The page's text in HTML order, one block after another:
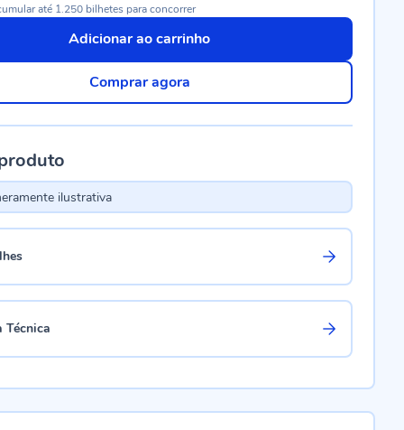
até 1.250 bilhetes para concorrer
Adicionar ao carrinho
Comprar agora
ilustrativa
Técnica